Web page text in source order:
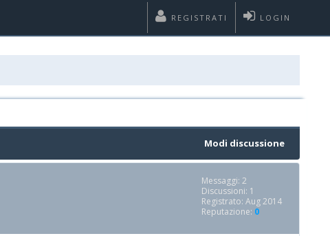
LOGIN
REGISTRATI
Modi discussione
Messaggi: 2
Discussioni: 1
Registrato: Aug 2014
Reputazione: 0